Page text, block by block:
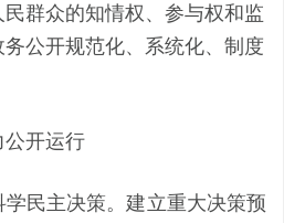
群众的知情权、参与权和监
公开规范化、系统化、制度
公开运行
学民主决策。建立重大决策预